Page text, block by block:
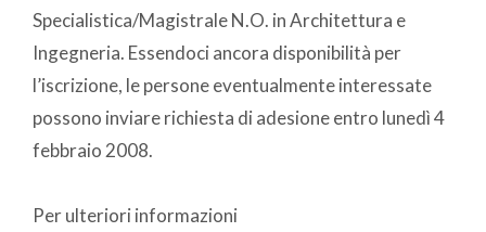
Specialistica/Magistrale N.O. in Architettura e
Ingegneria. Essendoci ancora disponibilità per
l’iscrizione, le persone eventualmente interessate
possono inviare richiesta di adesione entro lunedì 4
febbraio 2008.
Per ulteriori informazioni